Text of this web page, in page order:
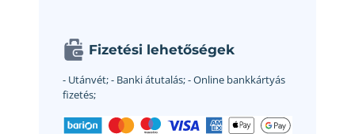
Fizetési lehetőségek
- Utánvét;- Banki átutalás;- Online bankkártyás
fizetés;